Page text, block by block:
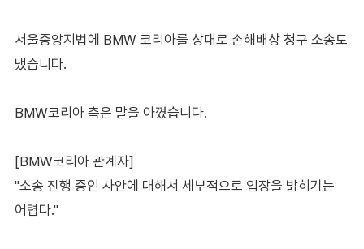
서울중앙지법에 BMW 코리아를 상대로 손해배상 청구 소송도
냈습니다.
BMW코리아 측은 말을 아꼈습니다.
[BMW코리아 관계자]
"소송 진행 중인 사안에 대해서 세부적으로 입장을 밝히기는
어렵다."